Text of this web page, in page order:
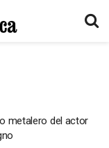
metalero del actor